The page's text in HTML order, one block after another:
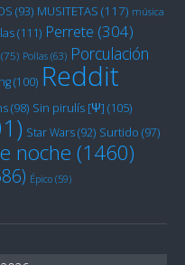
(93) MUSITETAS (117) música
(111) Perrete (304)
(75) Pollas (63) Porculación
(100) Reddit
(98) Sin pirulís [Ψ] (105)
Star Wars(92) Surtido (97)
noche (1460)
Épico (59)